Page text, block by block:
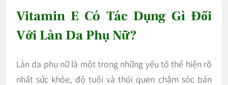
Vitamin E Có Tác Dụng Gì Đối
Với Làn Da Phụ Nữ?
Làn da phụ nữ là một trong những yếu tố thể hiện rõ
nhất sức khỏe, độ tuổi và thói quen chăm sóc bản